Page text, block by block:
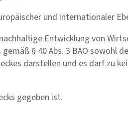
und internationaler
Entwicklung von
§ 40 Abs. 3 BAO sowohl
darstellen und es darf zu
gegeben ist.